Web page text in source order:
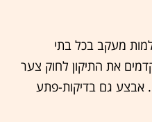
מעקב בכל בתי
את התיקון לחוק צער
אבצע גם בדיקות-פתע